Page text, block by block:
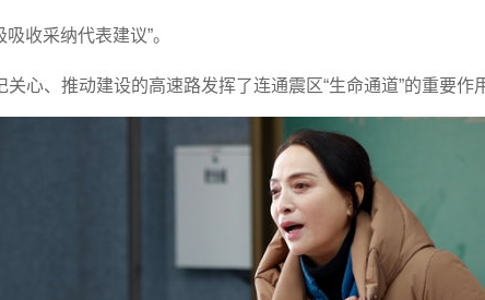
收采纳代表建议”。
心、推动建设的高速路发挥了连通震区“生命通道”的重要作